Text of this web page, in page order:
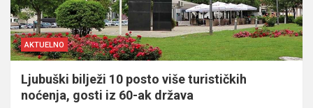
AKTUELNO
Ljubuški bilježi 10 posto više turističkih
noćenja, gosti iz 60-ak država